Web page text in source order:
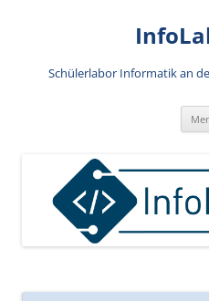
Schülerlabor Informatik an